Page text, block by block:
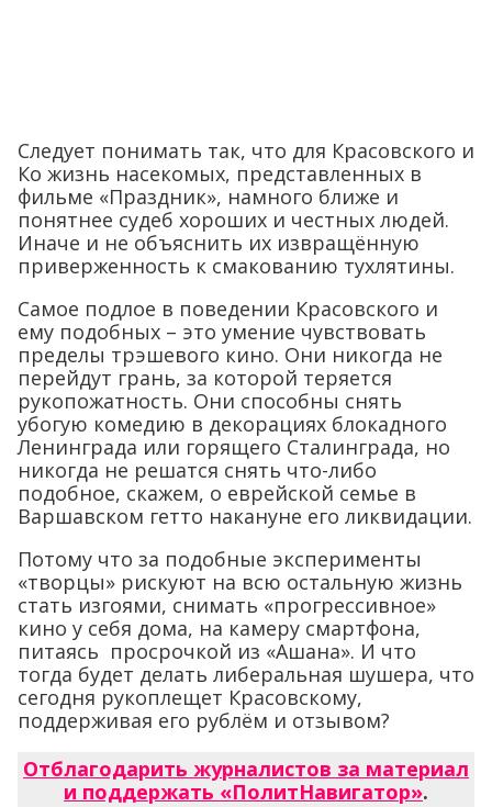
Следует понимать так, что для Красовского и
Ко жизнь насекомых, представленных в
фильме «Праздник», намного ближе и
понятнее судеб хороших и честных людей.
Иначе и не объяснить их извращённую
приверженность к смакованию тухлятины.
Самое подлое в поведении Красовского и
ему подобных – это умение чувствовать
пределы трэшевого кино. Они никогда не
перейдут грань, за которой теряется
рукопожатность. Они способны снять
убогую комедию в декорациях блокадного
Ленинграда или горящего Сталинграда, но
никогда не решатся снять что-либо
подобное, скажем, о еврейской семье в
Варшавском гетто накануне его ликвидации.
Потому что за подобные эксперименты
«творцы» рискуют на всю остальную жизнь
стать изгоями, снимать «прогрессивное»
кино у себя дома, на камеру смартфона,
питаясь просрочкой из «Ашана». И что
тогда будет делать либеральная шушера, что
сегодня рукоплещет Красовскому,
поддерживая его рублём и отзывом?
Отблагодарить журналистов за материал
и поддержать «ПолитНавигатор».